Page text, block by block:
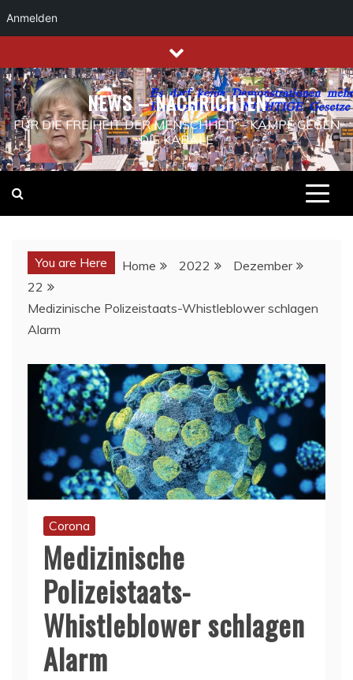
Anmelden
to
content
NEWS – NACHRICHTEN
FÜR DIE FREIHEIT DER MENSCHHEIT – KAMPF GEGEN
DIE KABALE
You are Here Home 2022
Dezember
22
Medizinische Polizeistaats-Whistleblower schlagen
Alarm
Corona
Medizinische
Polizeistaats-
Whistleblower schlagen
Alarm